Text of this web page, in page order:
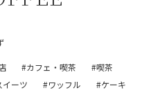
#カフェ・喫茶
#喫茶
イーツ #ワッフル
#ケーキ